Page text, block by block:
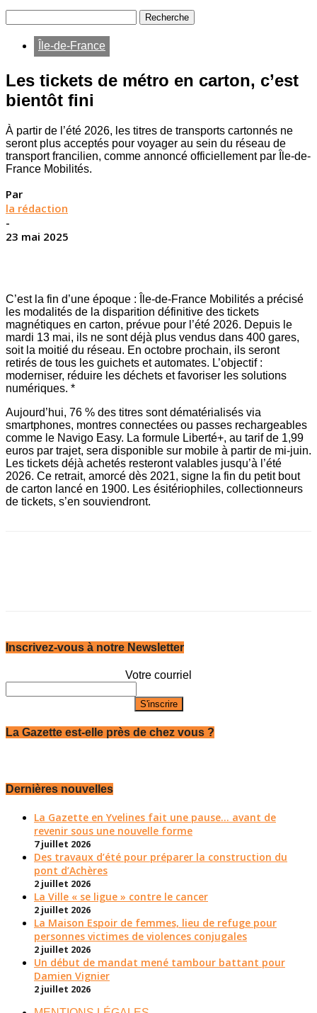
Île-de-France
Les tickets de métro en carton, c’est
bientôt fini
À partir de l’été 2026, les titres de transports cartonnés ne
seront plus acceptés pour voyager au sein du réseau de
transport francilien, comme annoncé officiellement par Île-de-
France Mobilités.
Par
la rédaction
-
23 mai 2025
C’est la fin d’une époque : Île-de-France Mobilités a précisé
les modalités de la disparition définitive des tickets
magnétiques en carton, prévue pour l’été 2026. Depuis le
mardi 13 mai, ils ne sont déjà plus vendus dans 400 gares,
soit la moitié du réseau. En octobre prochain, ils seront
retirés de tous les guichets et automates. L’objectif :
moderniser, réduire les déchets et favoriser les solutions
numériques. *
Aujourd’hui, 76 % des titres sont dématérialisés via
smartphones, montres connectées ou passes rechargeables
comme le Navigo Easy. La formule Liberté+, au tarif de 1,99
euros par trajet, sera disponible sur mobile à partir de mi-juin.
Les tickets déjà achetés resteront valables jusqu’à l’été
2026. Ce retrait, amorcé dès 2021, signe la fin du petit bout
de carton lancé en 1900. Les ésitériophiles, ­collectionneurs
de tickets, s’en souviendront.
Inscrivez-vous à notre Newsletter
Votre courriel
La Gazette est-elle près de chez vous ?
Dernières nouvelles
La Gazette en Yvelines fait une pause... avant de
revenir sous une nouvelle forme
7 juillet 2026
Des travaux d’été pour préparer la construction du
pont d’Achères
2 juillet 2026
La Ville « se ligue » contre le cancer
2 juillet 2026
La Maison Espoir de femmes, lieu de refuge pour
personnes victimes de violences conjugales
2 juillet 2026
Un début de mandat mené tambour battant pour
Damien Vignier
2 juillet 2026